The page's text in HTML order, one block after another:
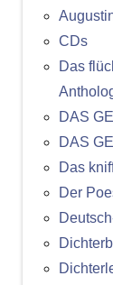
CDs
Das
DAS
DAS
Das
Der